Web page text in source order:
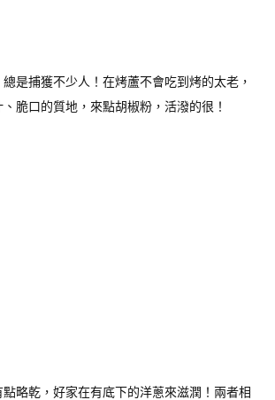
是捕獲不少人！在烤蘆不會吃到烤的太老，
脆口的質地，來點胡椒粉，活潑的很！
略乾，好家在有底下的洋蔥來滋潤！兩者相